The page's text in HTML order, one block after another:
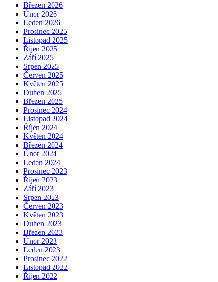
Březen 2026
Únor 2026
Leden 2026
Prosinec 2025
Listopad 2025
Říjen 2025
Září 2025
Srpen 2025
Červen 2025
Květen 2025
Duben 2025
Březen 2025
Prosinec 2024
Listopad 2024
Říjen 2024
Květen 2024
Březen 2024
Únor 2024
Leden 2024
Prosinec 2023
Říjen 2023
Září 2023
Srpen 2023
Červen 2023
Květen 2023
Duben 2023
Březen 2023
Únor 2023
Leden 2023
Prosinec 2022
Listopad 2022
Říjen 2022